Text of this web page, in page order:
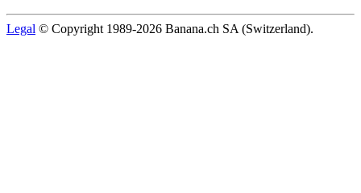
Legal © Copyright 1989-2026 Banana.ch SA (Switzerland).